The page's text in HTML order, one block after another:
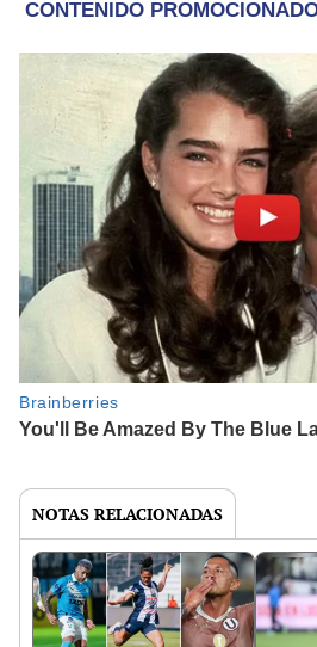
NOTAS RELACIONADAS